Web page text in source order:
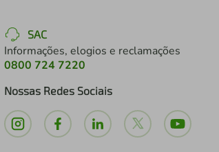
SAC
Informações, elogios e reclamações
0800 724 7220
Nossas Redes Sociais